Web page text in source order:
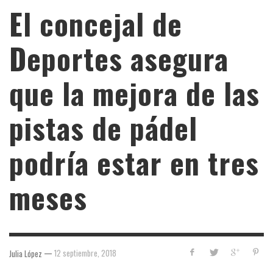
El concejal de
Deportes asegura
que la mejora de las
pistas de pádel
podría estar en tres
meses
Julia López — 12 septiembre, 2018